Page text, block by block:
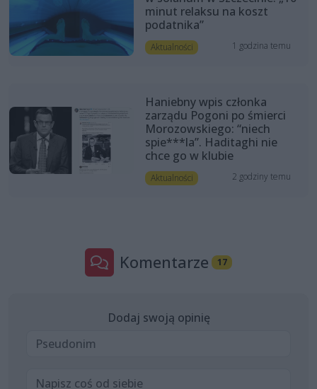
minut relaksu na koszt
podatnika”
Aktualności 1 godzina temu
Haniebny wpis członka
zarządu Pogoni po śmierci
Morozowskiego: “niech
spie***la”. Haditaghi nie
chce go w klubie
Aktualności 2 godziny temu
Komentarze 17
Dodaj swoją opinię